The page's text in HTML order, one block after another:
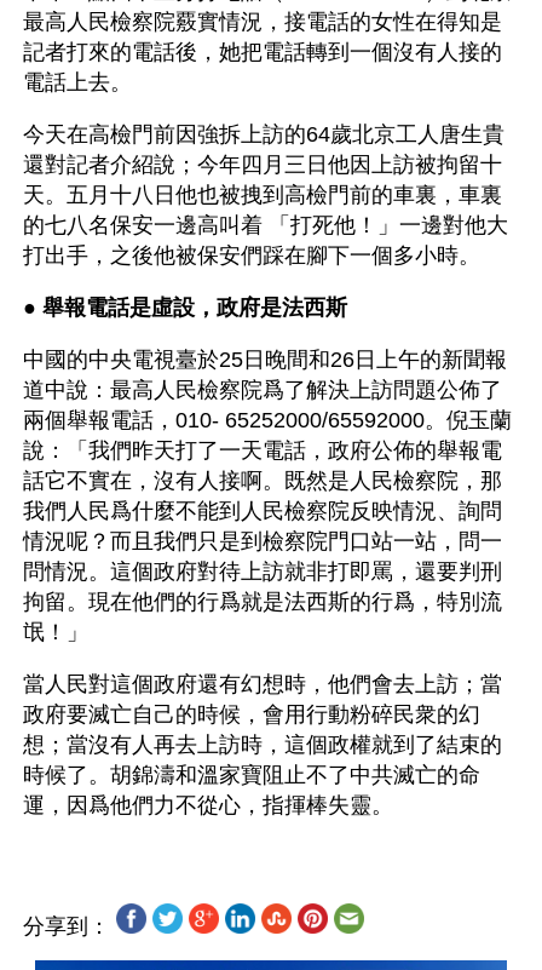
最高人民檢察院覈實情況，接電話的女性在得知是
記者打來的電話後，她把電話轉到一個沒有人接的
電話上去。
今天在高檢門前因強拆上訪的64歲北京工人唐生貴
還對記者介紹說；今年四月三日他因上訪被拘留十
天。五月十八日他也被拽到高檢門前的車裏，車裏
的七八名保安一邊高叫着 「打死他！」一邊對他大
打出手，之後他被保安們踩在腳下一個多小時。
● 舉報電話是虛設，政府是法西斯
中國的中央電視臺於25日晚間和26日上午的新聞報
道中說：最高人民檢察院爲了解決上訪問題公佈了
兩個舉報電話，010- 65252000/65592000。倪玉蘭
說：「我們昨天打了一天電話，政府公佈的舉報電
話它不實在，沒有人接啊。既然是人民檢察院，那
我們人民爲什麼不能到人民檢察院反映情況、詢問
情況呢？而且我們只是到檢察院門口站一站，問一
問情況。這個政府對待上訪就非打即罵，還要判刑
拘留。現在他們的行爲就是法西斯的行爲，特別流
氓！」
當人民對這個政府還有幻想時，他們會去上訪；當
政府要滅亡自己的時候，會用行動粉碎民衆的幻
想；當沒有人再去上訪時，這個政權就到了結束的
時候了。胡錦濤和溫家寶阻止不了中共滅亡的命
分享到：